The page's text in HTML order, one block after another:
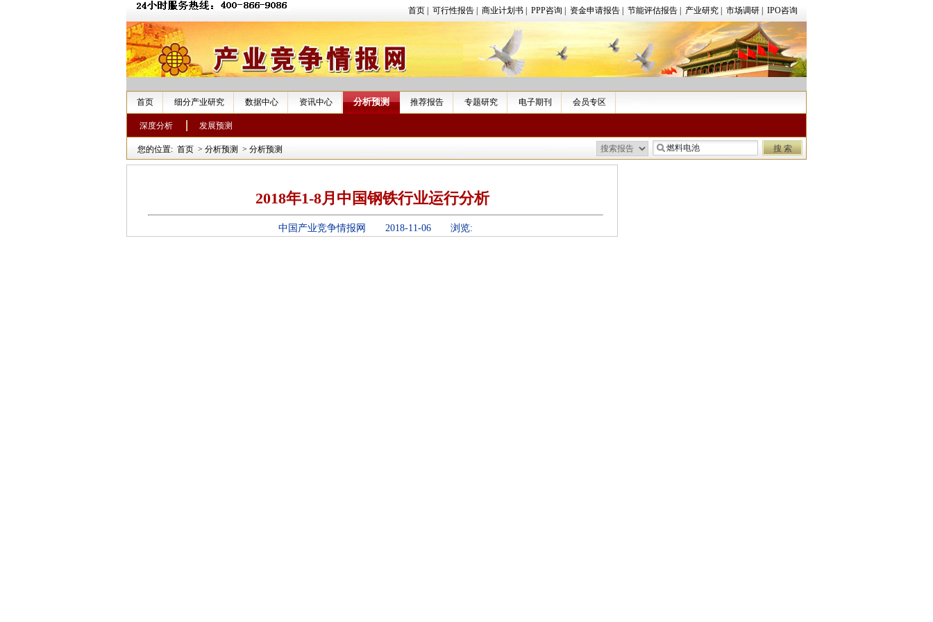
首页 可行性报告 商业计划书 PPP咨询 资金申请报告 节能评估报告 产业研究 市场调研 IPO咨询
首页 细分产业研究 数据中心 资讯中心 分析预测 推荐报告 专题研究 电子期刊 会员专区
深度分析 发展预测
您的位置: 首页 > 分析预测 > 分析预测
2018年1-8月中国钢铁行业运行分析
中国产业竞争情报网 2018-11-06 浏览: